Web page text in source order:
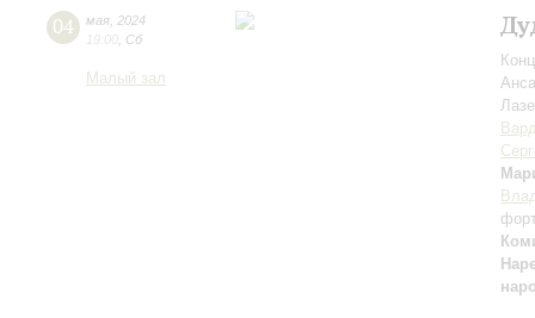
04 мая 2024
19:00 Сб
Малый зал